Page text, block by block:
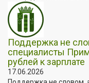
Поддержка не
специалисты
рублей к зарплате
17.06.2026